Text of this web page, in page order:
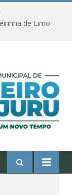
Ações de combate à Covid-19 na região ribeirinha de Limoeiro do Ajuru continuam